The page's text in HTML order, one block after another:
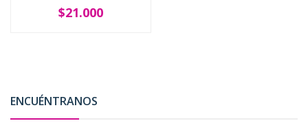
$21.000
ENCUÉNTRANOS